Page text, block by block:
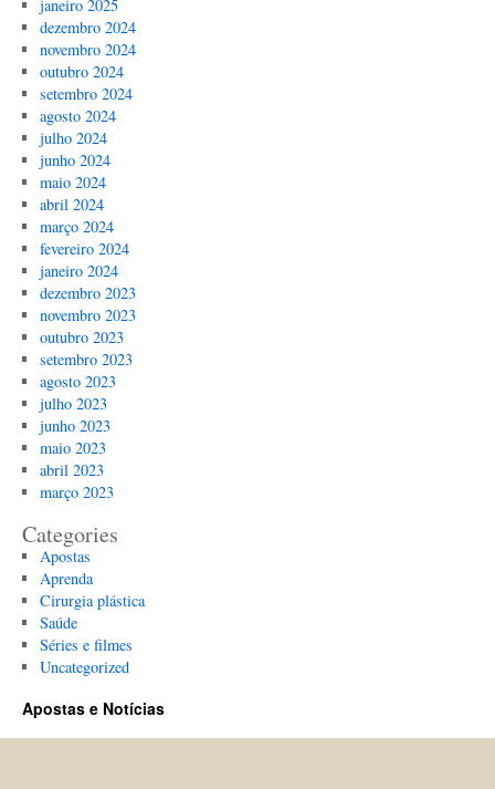
janeiro 2025
dezembro 2024
novembro 2024
outubro 2024
setembro 2024
agosto 2024
julho 2024
junho 2024
maio 2024
abril 2024
março 2024
fevereiro 2024
janeiro 2024
dezembro 2023
novembro 2023
outubro 2023
setembro 2023
agosto 2023
julho 2023
junho 2023
maio 2023
abril 2023
março 2023
Categories
Apostas
Aprenda
Cirurgia plástica
Saúde
Séries e filmes
Uncategorized
Apostas e Notícias